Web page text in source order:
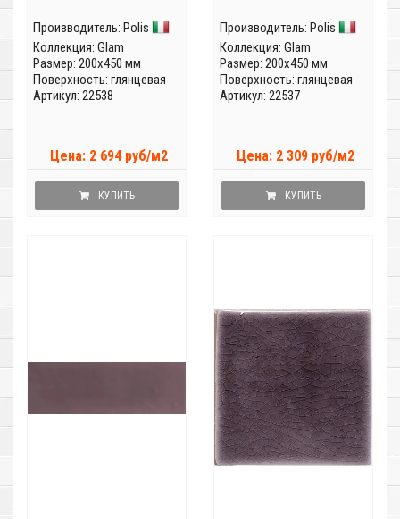
Производитель: Polis
Коллекция: Glam
Размер: 200x450 мм
Поверхность: глянцевая
Артикул: 22538
Цена: 2 694 руб/м2
КУПИТЬ
Производитель: Polis
Коллекция: Glam
Размер: 200x450 мм
Поверхность: глянцевая
Артикул: 22537
Цена: 2 309 руб/м2
КУПИТЬ